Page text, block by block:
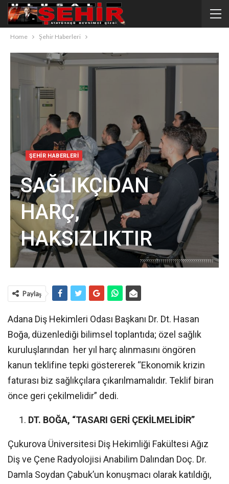
Home Şehir Haberleri
ŞEHIR HABERLERI
SAĞLIKÇIDAN
HARÇ,
HAKSIZLIKTIR
????????????????????????????????????
Paylaş
Adana Diş Hekimleri Odası Başkanı Dr. Dt. Hasan
Boğa, düzenlediği bilimsel toplantıda; özel sağlık
kuruluşlarından her yıl harç alınmasını öngören
kanun teklifine tepki göstererek “Ekonomik krizin
faturası biz sağlıkçılara çıkarılmamalıdır. Teklif biran
önce geri çekilmelidir” dedi.
DT. BOĞA, “TASARI GERİ ÇEKİLMELİDİR”
Çukurova Üniversitesi Diş Hekimliği Fakültesi Ağız
Diş ve Çene Radyolojisi Anabilim Dalından Doç. Dr.
Damla Soydan Çabuk’un konuşmacı olarak katıldığı,